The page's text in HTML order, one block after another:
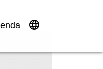
language